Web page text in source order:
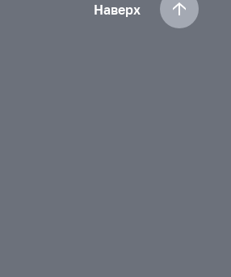
Наверх